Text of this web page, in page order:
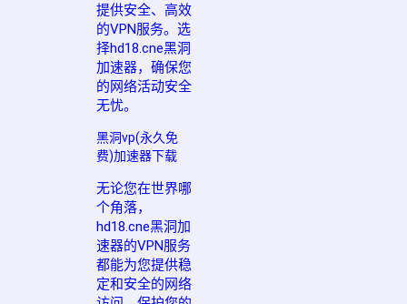
提供安全、高效
的VPN服务。选
择hd18.cne黑洞
加速器，确保您
的网络活动安全
无忧。
黑洞vp(永久免
费)加速器下载
无论您在世界哪
个角落，
hd18.cne黑洞加
速器的VPN服务
都能为您提供稳
定和安全的网络